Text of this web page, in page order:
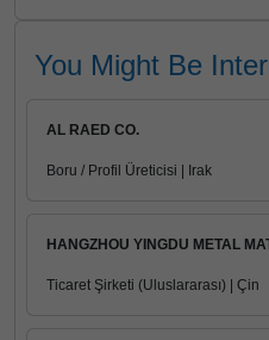
You Might Be
AL RAED CO.
Boru / Profil Üreticisi | Irak
HANGZHOU YINGDU METAL
Ticaret Şirketi (Uluslararası) | Çin